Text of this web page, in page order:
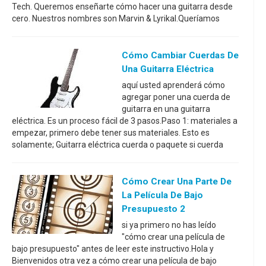
Tech. Queremos enseñarte cómo hacer una guitarra desde
cero. Nuestros nombres son Marvin & Lyrikal.Queríamos
Cómo Cambiar Cuerdas De
Una Guitarra Eléctrica
aquí usted aprenderá cómo
agregar poner una cuerda de
guitarra en una guitarra
eléctrica. Es un proceso fácil de 3 pasos.Paso 1: materiales a
empezar, primero debe tener sus materiales. Esto es
solamente; Guitarra eléctrica cuerda o paquete si cuerda
Cómo Crear Una Parte De
La Película De Bajo
Presupuesto 2
si ya primero no has leído
"cómo crear una película de
bajo presupuesto" antes de leer este instructivo.Hola y
Bienvenidos otra vez a cómo crear una película de bajo